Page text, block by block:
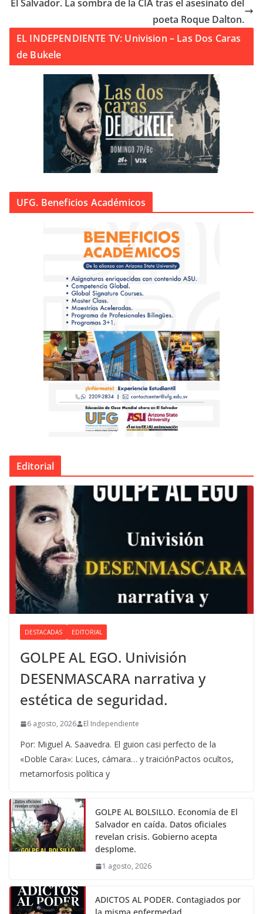
El Salvador. La sombra de la CIA tras el asesinato del
poeta Roque Dalton.
EL INDEPENDIENTE TV: Univision – Las Dos Caras
de Bukele
UFG. Beneficios Académicos
Editorial
DESTACADAS EDITORIAL
GOLPE AL EGO. Univisión
DESENMASCARA narrativa y
estética de seguridad.
6 agosto, 2026 El Independiente
Por: Miguel A. Saavedra. El guion casi perfecto de la
«Doble Cara»: Luces, cámara… y traiciónPactos ocultos,
metamorfosis política y
GOLPE AL BOLSILLO. Economía de El
Salvador en caída. Datos oficiales
revelan crisis. Gobierno acepta
desplome.
1 agosto, 2026
ADICTOS AL PODER. Contagiados por